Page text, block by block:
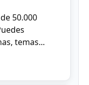
50.000
temas...